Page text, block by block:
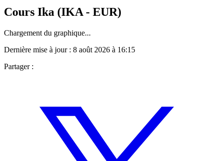
Cours Ika (IKA - EUR)
Chargement du graphique...
Dernière mise à jour : 8 août 2026 à 16:15
Partager :